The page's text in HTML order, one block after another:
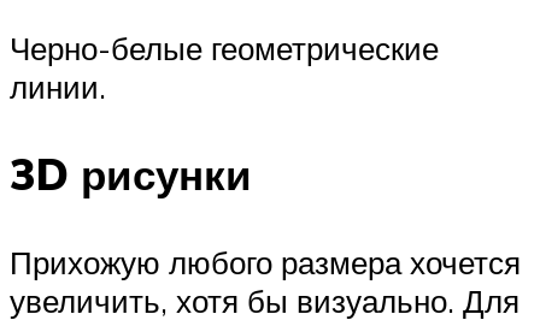
Черно-белые геометрические
линии.
3D рисунки
Прихожую любого размера хочется
увеличить, хотя бы визуально. Для